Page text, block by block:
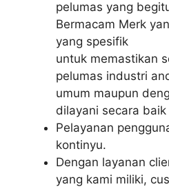
pelumas yang
Bermacam Merk
yang spesifik
untuk memastikan
pelumas industri
umum maupun
dilayani secara
Pelayanan
kontinyu.
Dengan layanan
yang kami miliki,